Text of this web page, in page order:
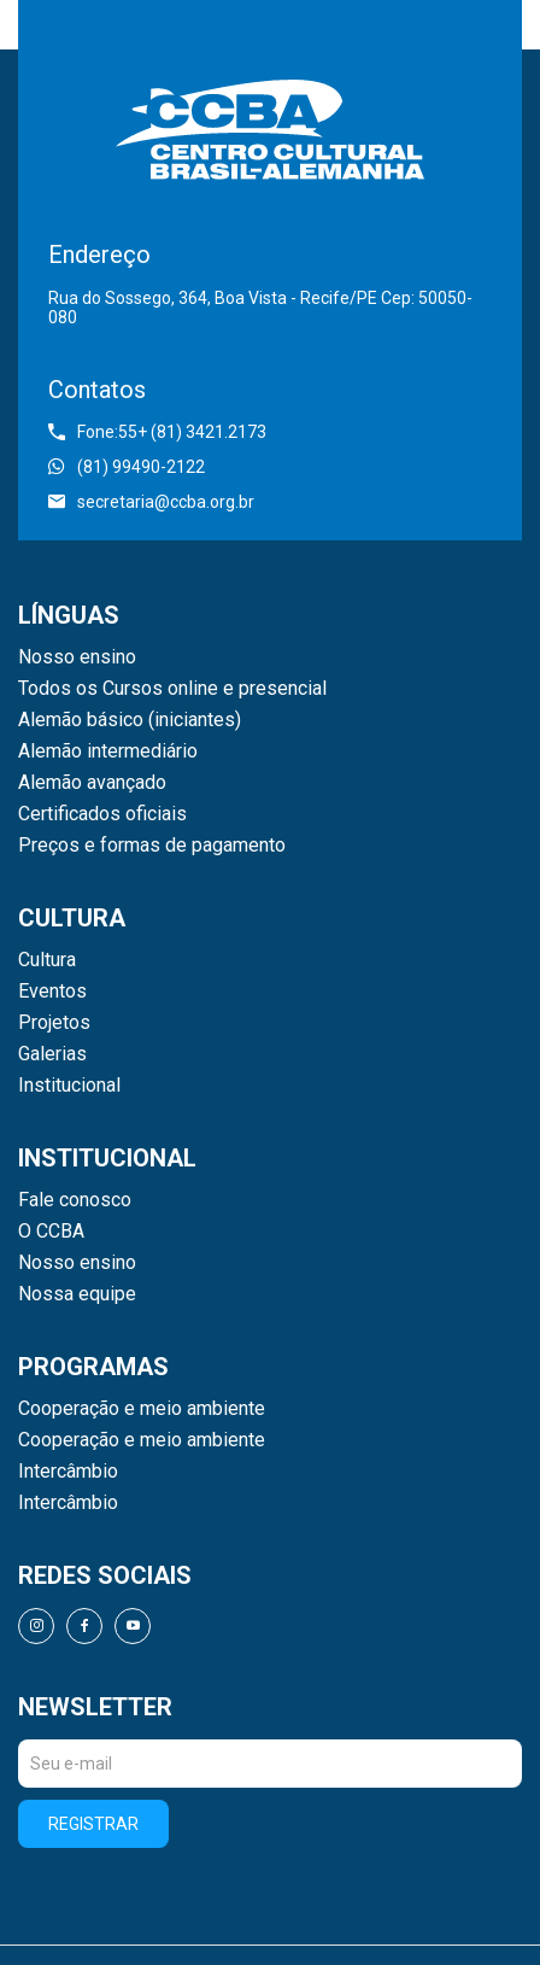
Endereço
Rua do Sossego, 364, Boa Vista - Recife/PE Cep: 50050-
080
Contatos
Fone:55+ (81) 3421.2173
(81) 99490-2122
secretaria@ccba.org.br
LÍNGUAS
Nosso ensino
Todos os Cursos online e presencial
Alemão básico (iniciantes)
Alemão intermediário
Alemão avançado
Certificados oficiais
Preços e formas de pagamento
CULTURA
Cultura
Eventos
Projetos
Galerias
Institucional
INSTITUCIONAL
Fale conosco
O CCBA
Nosso ensino
Nossa equipe
PROGRAMAS
Cooperação e meio ambiente
Cooperação e meio ambiente
Intercâmbio
Intercâmbio
REDES SOCIAIS
NEWSLETTER
REGISTRAR